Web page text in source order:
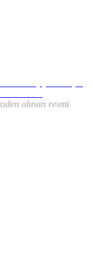
alınan resmi